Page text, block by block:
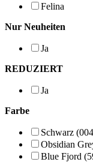
Felina
Nur Neuheiten
Ja
REDUZIERT
Ja
Farbe
Schwarz
Obsidian
Blue Fjord